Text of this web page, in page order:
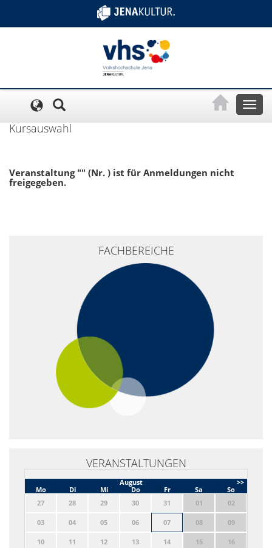
Toggle
Kursauswahl
Veranstaltung "" (Nr. ) ist für Anmeldungen nicht
freigegeben.
FACHBEREICHE
VERANSTALTUNGEN
>>
August
Mo
Di Mi Do Fr Sa
So
27
28 29 30 31 01 02
03 04 05 06 07 08 09
10 11 12 13 14 15 16